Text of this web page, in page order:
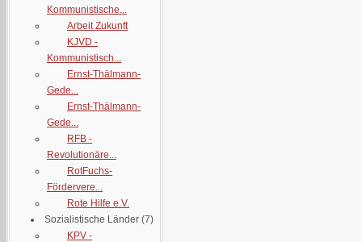
Kommunistische...
Arbeit Zukunft
KJVD -
Kommunistisch...
Ernst-Thälmann-
Gede...
Ernst-Thälmann-
Gede...
RFB -
Revolutionäre...
RotFuchs-
Fördervere...
Rote Hilfe e.V.
Sozialistische Länder (7)
KPV -